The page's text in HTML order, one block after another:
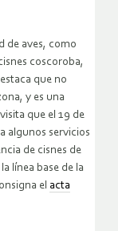
de aves, como
coscoroba,
que no
y es una
que el 19 de
algunos servicios
de cisnes de
línea base de la
el acta